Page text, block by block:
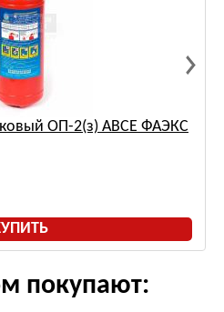
ОП-2(з) АВСЕ ФАЭКС
покупают: